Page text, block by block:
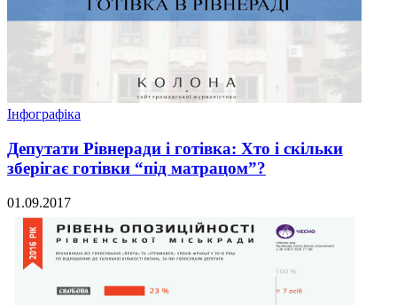
Інфографіка
Депутати Рівнеради і готівка: Хто і скільки
зберігає готівки “під матрацом”?
01.09.2017